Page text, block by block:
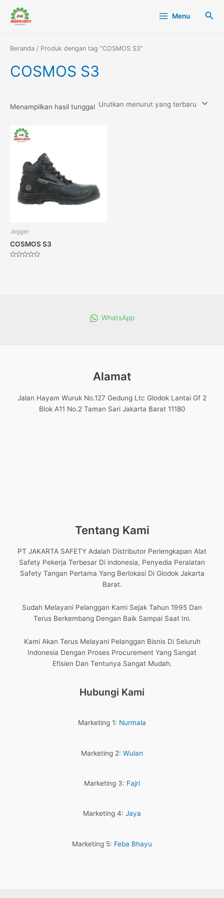
konten
Menu Cari
Beranda / Produk dengan tag “COSMOS S3”
COSMOS S3
Menampilkan hasil tunggal
Jogger
COSMOS S3
WhatsApp
Alamat
Jalan Hayam Wuruk No.127 Gedung Ltc Glodok Lantai Gf 2
Blok A11 No.2 Taman Sari Jakarta Barat 11180
Tentang Kami
PT JAKARTA SAFETY Adalah Distributor Perlengkapan Alat
Safety Pekerja Terbesar Di indonesia, Penyedia Peralatan
Safety Tangan Pertama Yang Berlokasi Di Glodok Jakarta
Barat.
Sudah Melayani Pelanggan Kami Sejak Tahun 1995 Dan
Terus Berkembang Dengan Baik Sampai Saat Ini.
Kami Akan Terus Melayani Pelanggan Bisnis Di Seluruh
Indonesia Dengan Proses Procurement Yang Sangat
Efisien Dan Tentunya Sangat Mudah.
Hubungi Kami
Marketing 1: Nurmala
Marketing 2: Wulan
Marketing 3: Fajri
Marketing 4: Jaya
Marketing 5: Feba Bhayu